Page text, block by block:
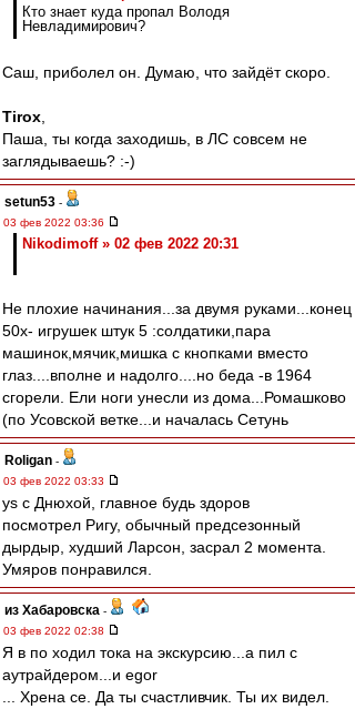
Кто знает куда пропал Володя
Невладимирович?
Саш, приболел он. Думаю, что зайдёт скоро.
Tirox
Паша, ты когда заходишь, в ЛС совсем не
заглядываешь? :-)
setun53 -
03 фев 2022 03:36
Nikodimoff » 02 фев 2022 20:31
Не плохие начинания...за двумя руками...конец
50х- игрушек штук 5 :солдатики,пара
машинок,мячик,мишка с кнопками вместо
глаз....вполне и надолго....но беда -в 1964
сгорели. Ели ноги унесли из дома...Ромашково
(по Усовской ветке...и началась Сетунь
Roligan -
03 фев 2022 03:33
ys с Днюхой, главное будь здоров
посмотрел Ригу, обычный предсезонный
дырдыр, худший Ларсон, засрал 2 момента.
Умяров понравился.
из Хабаровска -
03 фев 2022 02:38
Я в по ходил тока на экскурсию...а пил с
аутрайдером...и egor
... Хрена се. Да ты счастливчик. Ты их видел.